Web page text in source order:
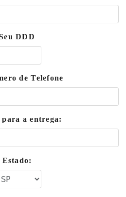
DDD
de Telefone
para a entrega:
Estado: